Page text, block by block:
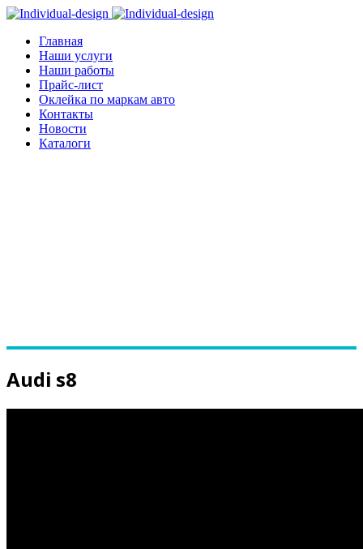
Главная
Наши услуги
Наши работы
Прайс-лист
Оклейка по маркам авто
Контакты
Новости
Каталоги
Audi s8